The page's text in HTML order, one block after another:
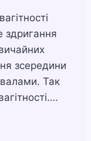
здригання
зсередини
Так